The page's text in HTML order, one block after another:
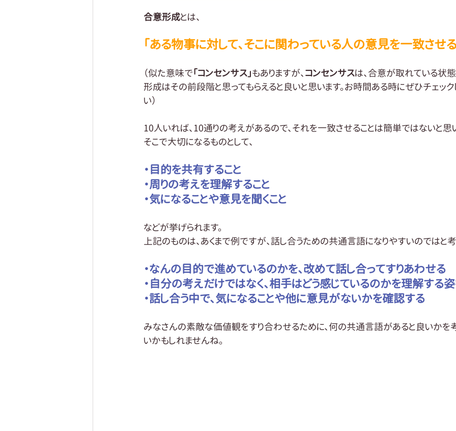
合意形成とは、
「ある物事に対して、そこに関わっている人の意見を一致させる
（似た意味で「コンセンサス」もありますが、コンセンサスは、合意が取れている状態
形成はその前段階と思ってもらえると良いと思います。お時間ある時にぜひチェック
い）
10人いれば、10通りの考えがあるので、それを一致させることは簡単ではないと思
そこで大切になるものとして、
・目的を共有すること
・周りの考えを理解すること
・気になることや意見を聞くこと
などが挙げられます。
上記のものは、あくまで例ですが、話し合うための共通言語になりやすいのではと考
・なんの目的で進めているのかを、改めて話し合ってすりあわせる
・自分の考えだけではなく、相手はどう感じているのかを理解する
・話し合う中で、気になることや他に意見がないかを確認する
みなさんの素敵な価値観をすり合わせるために、何の共通言語があると良いかを
いかもしれませんね。